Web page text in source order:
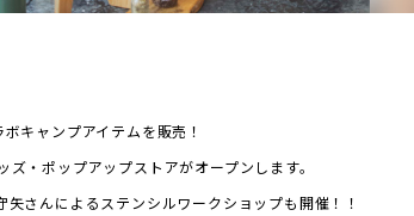
キャンプアイテムを販売！
・ポップアップストアがオープンします。
さんによるステンシルワークショップも開催！！